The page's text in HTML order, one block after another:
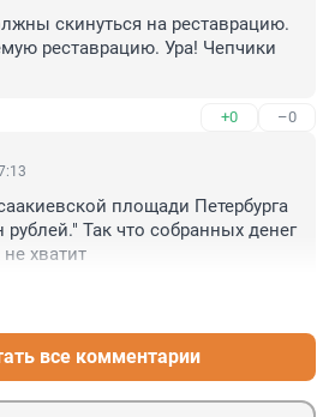
не остановить, то ... . В
район только по загран
будет. Зато два Б сегодня с
скинуться на реставрацию.
реставрацию. Ура! Чепчики
+0 –0
площади Петербурга
Так что собранных денег
хватит
все комментарии